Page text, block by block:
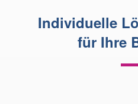
Individuelle
für Ihre